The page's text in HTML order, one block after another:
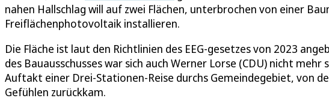
nahen Hallschlag will auf zwei Flächen, unterbrochen von einer
Freiflächenphotovoltaik installieren.
Die Fläche ist laut den Richtlinien des EEG-gesetzes von 2023
des Bauausschusses war sich auch Werner Lorse (CDU) nicht mehr
Auftakt einer Drei-Stationen-Reise durchs Gemeindegebiet, von
Gefühlen zurückkam.